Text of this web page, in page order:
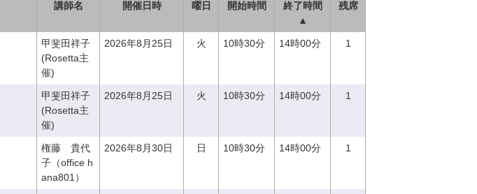
講師名 開催日時 曜日 開始時間
終了時間
▲
残席
甲斐田祥子
(Rosetta主
催)
2026年8月25日 火 10時30分 14時00分 1
甲斐田祥子
(Rosetta主
催)
2026年8月25日 火 10時30分 14時00分 1
権藤 貴代
子（office h
ana801）
2026年8月30日 日 10時30分 14時00分 1